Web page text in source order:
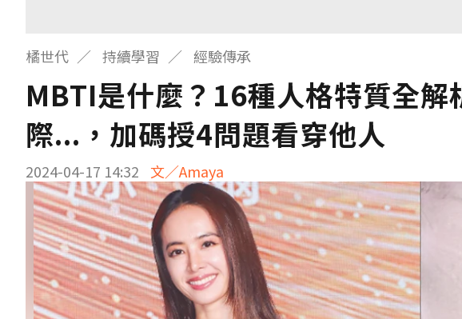
橘世代 持續學習 經驗傳承
MBTI是什麼？16種人格特質全解
際...，加碼授4問題看穿他人
2024-04-17 14:32 文／Amaya